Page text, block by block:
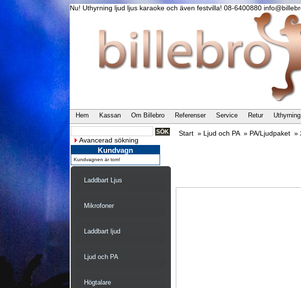
Nu! Uthyrning ljud ljus karaoke och även festvilla! 08-6400880
Hem Kassan Om Billebro Referenser Service Retur Uthyrning
Avancerad sökning
Kundvagn
Kundvagnen är tom!
Laddbart Ljus
Mikrofoner
Laddbart ljud
Ljud och PA
Högtalare
Start » Ljud och PA» PA/Ljudpaket »